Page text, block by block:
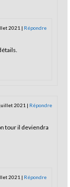
2021 | Répondre
2021 | Répondre
tour il deviendra
2021 | Répondre